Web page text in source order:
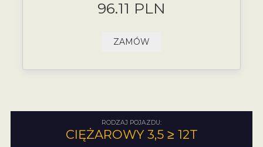
96.11 PLN
ZAMÓW
RODZAJ POJAZDU:
CIĘŻAROWY 3,5 ≥ 12T